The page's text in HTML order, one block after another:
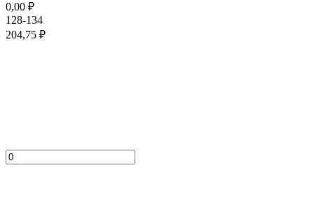
0,00 ₽
128-134
204,75 ₽